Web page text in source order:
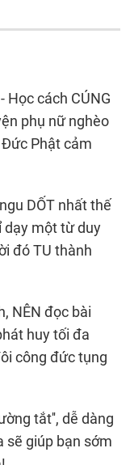
Học cách CÚNG
phụ nữ nghèo
Phật cảm
DỐT nhất thế
dạy một từ duy
đó TU thành
NÊN đọc bài
huy tối đa
công đức tụng
tắt'', dễ dàng
sẽ giúp bạn sớm